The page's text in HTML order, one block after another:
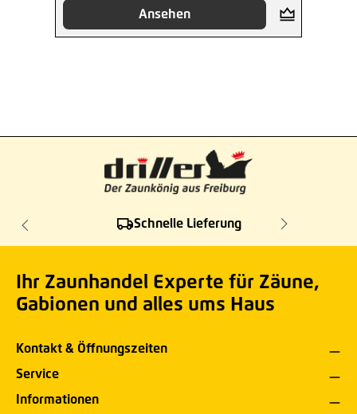
Ansehen
Schnelle Lieferung
Ihr Zaunhandel Experte für Zäune,
Gabionen und alles ums Haus
Kontakt & Öffnungszeiten
Service
Informationen